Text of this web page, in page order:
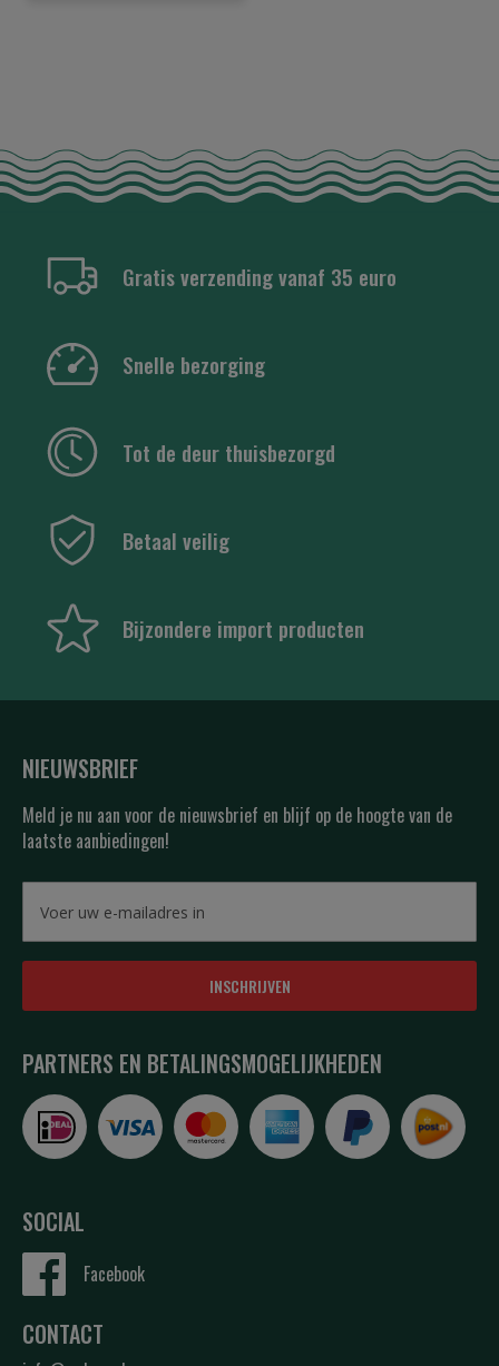
Gratis verzending vanaf 35 euro
Snelle bezorging
Tot de deur thuisbezorgd
Betaal veilig
Bijzondere import producten
NIEUWSBRIEF
Meld je nu aan voor de nieuwsbrief en blijf op de hoogte van de
laatste aanbiedingen!
INSCHRIJVEN
PARTNERS EN BETALINGSMOGELIJKHEDEN
SOCIAL
Facebook
CONTACT